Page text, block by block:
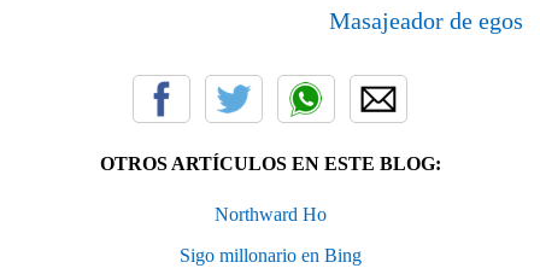
Masajeador de egos
OTROS ARTÍCULOS EN ESTE BLOG:
Northward Ho
Sigo millonario en Bing